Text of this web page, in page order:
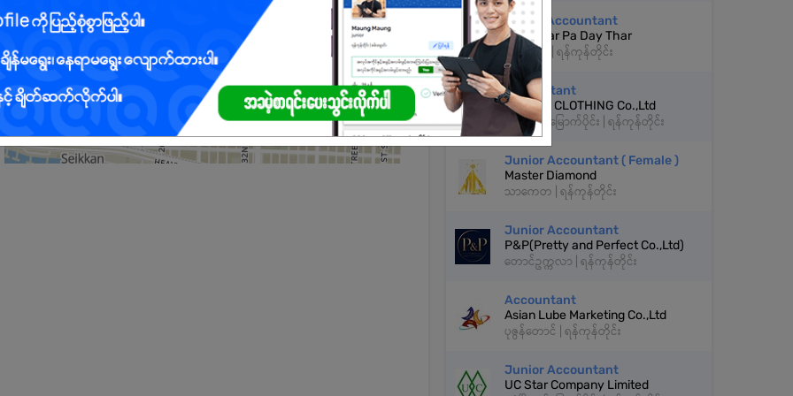
Senior Accountant
Pyin Nyar Pa Day Thar
ကမာရွတ် | ရန်ကုန်တိုင်း
Accountant
MINUSX CLOTHING Co.,Ltd
ဒဂုံမြို့သစ်မြောက်ပိုင်း | ရန်ကုန်တိုင်း
Junior Accountant ( Female )
Master Diamond
သာကေတ | ရန်ကုန်တိုင်း
Junior Accountant
P&P(Pretty and Perfect Co.,Ltd)
တောင်ဥက္ကလာ | ရန်ကုန်တိုင်း
Accountant
Asian Lube Marketing Co.,Ltd
ပုဇွန်တောင် | ရန်ကုန်တိုင်း
Junior Accountant
UC Star Company Limited